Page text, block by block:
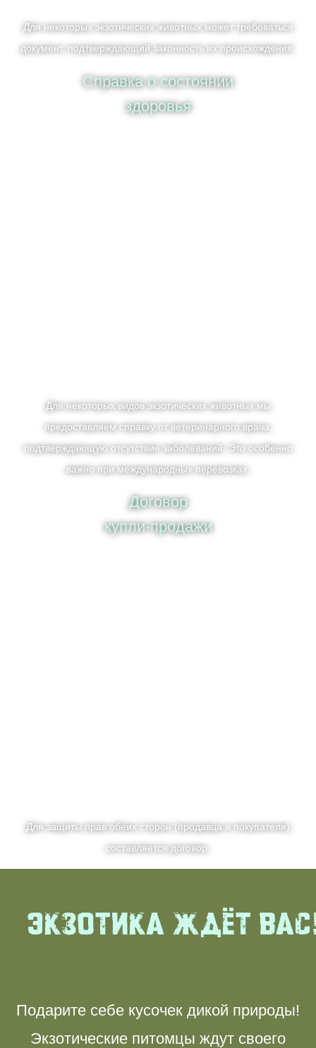
Для некоторых экзотических животных может требоваться
документ, подтверждающий законность их происхождения.
Справка о состоянии
здоровья
Для некоторых видов экзотических животных мы
предоставляем справку от ветеринарного врача,
подтверждающую отсутствие заболеваний. Это особенно
важно при международных перевозках.
Договор
купли-продажи
Для защиты прав обеих сторон (продавца и покупателя)
составляется договор.
Экзотика ждёт
Подарите себе кусочек дикой природы!
Экзотические питомцы ждут своего